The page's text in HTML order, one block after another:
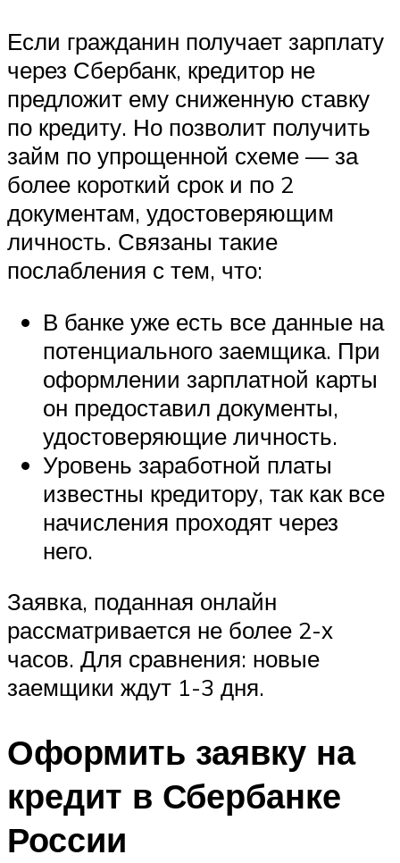
Если гражданин получает зарплату
через Сбербанк, кредитор не
предложит ему сниженную ставку
по кредиту. Но позволит получить
займ по упрощенной схеме — за
более короткий срок и по 2
документам, удостоверяющим
личность. Связаны такие
послабления с тем, что:
В банке уже есть все данные на
потенциального заемщика. При
оформлении зарплатной карты
он предоставил документы,
удостоверяющие личность.
Уровень заработной платы
известны кредитору, так как все
начисления проходят через
него.
Заявка, поданная онлайн
рассматривается не более 2-х
часов. Для сравнения: новые
заемщики ждут 1-3 дня.
Оформить заявку на
кредит в Сбербанке
России